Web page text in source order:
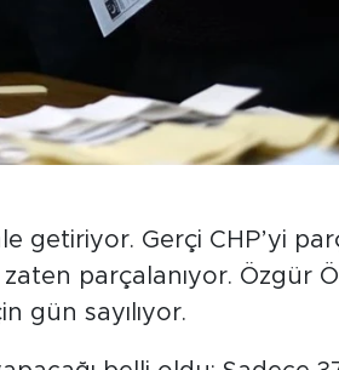
getiriyor. Gerçi CHP’yi
parçalanıyor. Özgür
gün sayılıyor.